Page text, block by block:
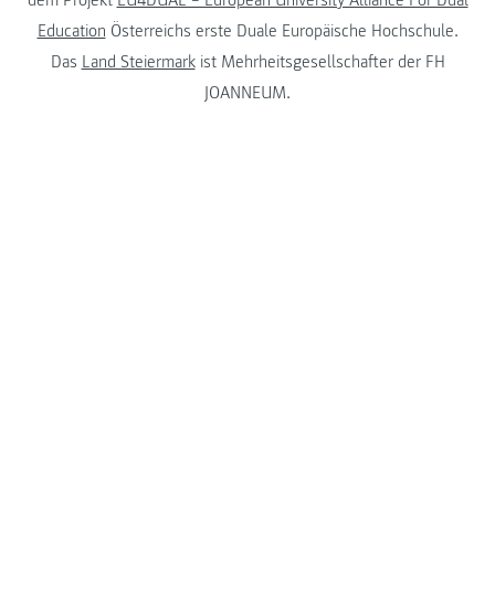
Education Österreichs erste Duale Europäische Hochschule.
Das Land Steiermarkist Mehrheitsgesellschafter der FH
JOANNEUM.